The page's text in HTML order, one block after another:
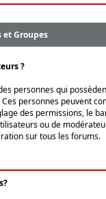
Groupes
?
personnes qui
personnes peuvent
des permissions, le
ou de
sur tous les forums.